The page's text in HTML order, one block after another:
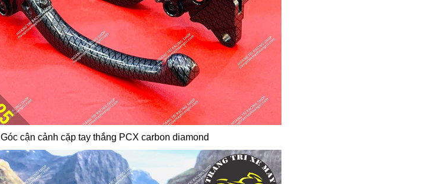
Góc cận cảnh cặp tay thắng PCX carbon diamond